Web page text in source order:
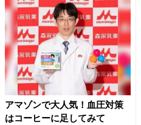
アマゾンで大人気！血圧対策
はコーヒーに足してみて